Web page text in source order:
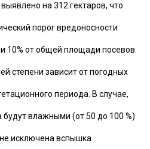
на 312 гектаров, что
порог вредоносности
10% от общей площади посевов.
степени зависит от погодных
периода. В случае,
будут влажными (от 50 до 100 %)
исключена вспышка